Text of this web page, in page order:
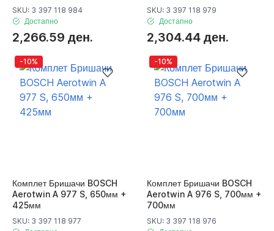
SKU: 3 397 118 984
Достапно
2,266.59 ден.
SKU: 3 397 118 979
Достапно
2,304.44 ден.
-10%
Комплет Бришачи BOSCH
Aerotwin A 977 S, 650мм +
425мм
SKU: 3 397 118 977
-10%
Комплет Бришачи BOSCH
Aerotwin A 976 S, 700мм +
700мм
SKU: 3 397 118 976